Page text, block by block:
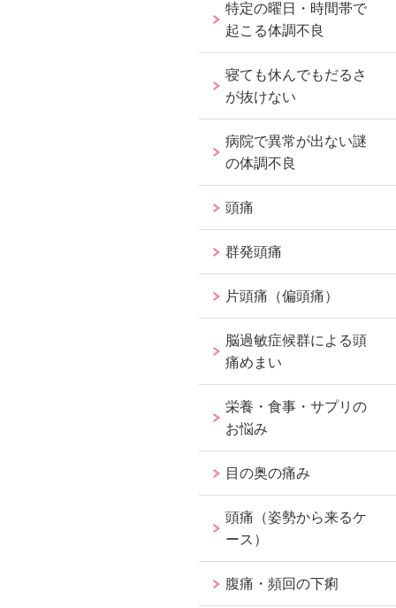
特定の曜日・時間帯で
起こる体調不良
寝ても休んでもだるさ
が抜けない
病院で異常が出ない謎
の体調不良
頭痛
群発頭痛
片頭痛（偏頭痛）
脳過敏症候群による頭
痛めまい
栄養・食事・サプリの
お悩み
目の奥の痛み
頭痛（姿勢から来るケ
ース）
腹痛・頻回の下痢